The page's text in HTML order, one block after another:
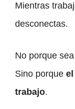
Mientras
desconectas.
No porque
Sino porque
trabajo.